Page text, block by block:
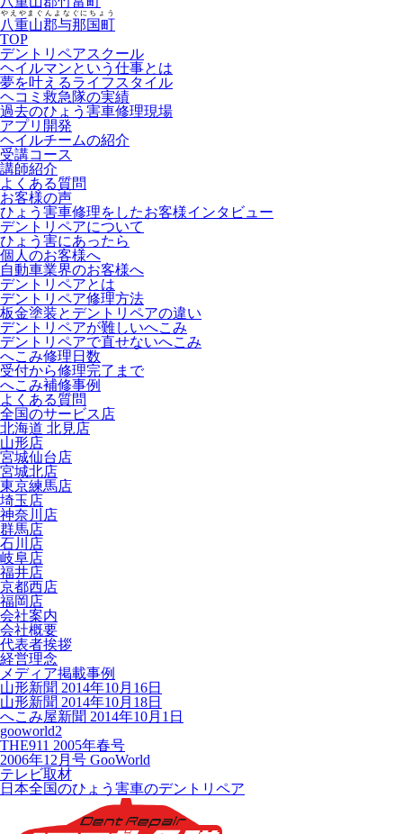
八重山郡与那国町
やえやまぐんよなぐにちょう
TOP
デントリペアスクール
ヘイルマンという仕事とは
夢を叶えるライフスタイル
ヘコミ救急隊の実績
過去のひょう害車修理現場
アプリ開発
ヘイルチームの紹介
受講コース
講師紹介
よくある質問
お客様の声
ひょう害車修理をしたお客様インタビュー
デントリペアについて
ひょう害にあったら
個人のお客様へ
自動車業界のお客様へ
デントリペアとは
デントリペア修理方法
板金塗装とデントリペアの違い
デントリペアが難しいへこみ
デントリペアで直せないへこみ
へこみ修理日数
受付から修理完了まで
へこみ補修事例
よくある質問
全国のサービス店
北海道 北見店
山形店
宮城仙台店
宮城北店
東京練馬店
埼玉店
神奈川店
群馬店
石川店
岐阜店
福井店
京都西店
福岡店
会社案内
会社概要
代表者挨拶
経営理念
メディア掲載事例
山形新聞 2014年10月16日
山形新聞 2014年10月18日
へこみ屋新聞 2014年10月1日
gooworld2
THE911 2005年春号
2006年12月号 GooWorld
テレビ取材
日本全国のひょう害車のデントリペア